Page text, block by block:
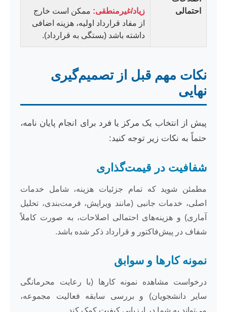
احتمالی
زیاد/غیرمنطقی: ممکن است خارج
از مفاد قرارداد اولیه، هزینه اضافی
داشته باشد (بستگی به قرارداد).
نکات مهم قبل از تصمیم‌گیری
نهایی
پیش از انتخاب یک مرکز یا فرد برای انجام پایان نامه،
حتماً به نکات زیر توجه کنید:
شفافیت در قیمت‌گذاری
مطمئن شوید که تمام جزئیات هزینه، شامل خدمات
اصلی، خدمات جانبی (مانند ویرایش، فرمت‌بندی، تحلیل
آماری) و هزینه‌های احتمالی اصلاحات، به صورت کاملاً
شفاف در پیش‌فاکتور و قرارداد ذکر شده باشد.
نمونه کارها و سوابق
درخواست مشاهده نمونه کارها (با رعایت محرمانگی
سایر دانشجویان) و بررسی سابقه فعالیت مجموعه،
می‌تواند به شما در ارزیابی کیفیت کمک کند.